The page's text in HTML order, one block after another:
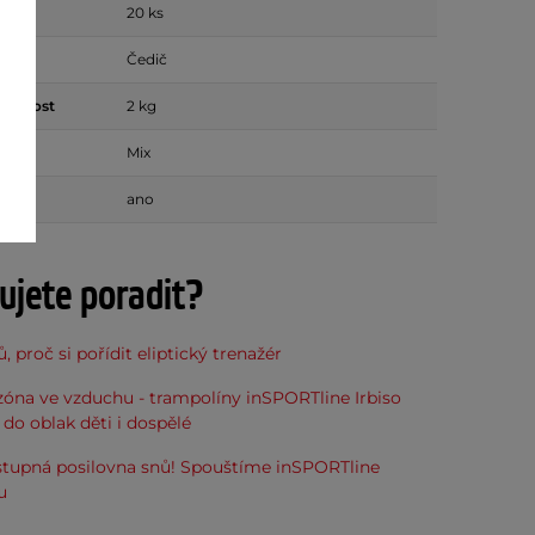
20 ks
Čedič
2 kg
Mix
ano
poradit?
proč si pořídit eliptický trenažér
ve vzduchu - trampolíny inSPORTline Irbiso
oblak děti i dospělé
posilovna snů! Spouštíme inSPORTline